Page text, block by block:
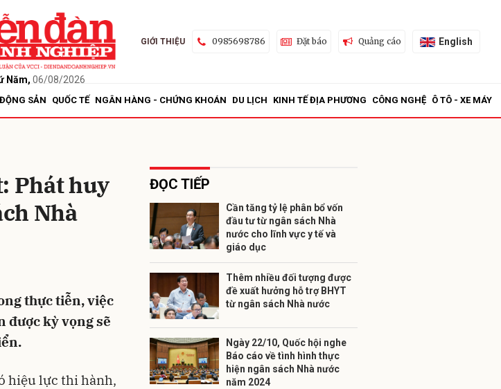
Năm, 06/08/2026
GIỚI THIỆU 0985698786 Đặt báo Quảng cáo English
SẢN QUỐC TẾ NGÂN HÀNG - CHỨNG KHOÁN DU LỊCH KINH TẾ ĐỊA PHƯƠNG CÔNG NGHỆ Ô TÔ - XE MÁY
Phát huy
Nhà
thực tiễn, việc
được kỳ vọng sẽ
hiệu lực thi hành,
ĐỌC TIẾP
Cần tăng tỷ lệ phân bổ vốn
đầu tư từ ngân sách Nhà
nước cho lĩnh vực y tế và
giáo dục
Thêm nhiều đối tượng được
đề xuất hưởng hỗ trợ BHYT
từ ngân sách Nhà nước
Ngày 22/10, Quốc hội nghe
Báo cáo về tình hình thực
hiện ngân sách Nhà nước
năm 2024
Gửi